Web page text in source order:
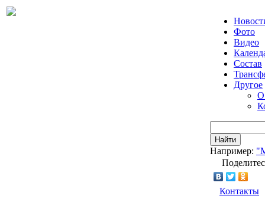
Фото
Видео
Состав
Другое
О
Найти
Например:
Контакты